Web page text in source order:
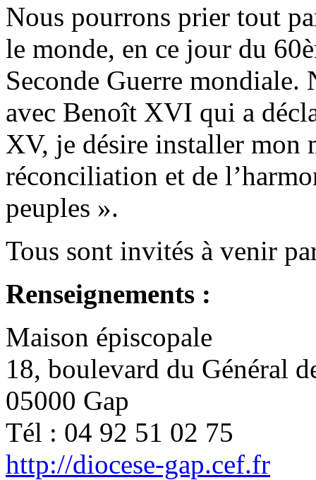
Nous pourrons prier tout
le monde, en ce jour du
Seconde Guerre
avec Benoît XVI qui a
XV, je désire installer mon
réconciliation et de
peuples ».
Tous sont invités à venir
Renseignements :
Maison épiscopale
18, boulevard du Général
05000 Gap
Tél : 04 92 51 02 75
http://diocese-gap.cef.fr